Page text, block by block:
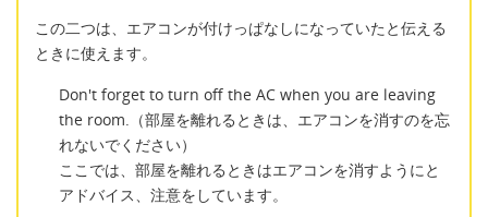
この二つは、エアコンが付けっぱなしになっていたと伝える
ときに使えます。
Don't forget to turn off the AC when you are leaving
the room.（部屋を離れるときは、エアコンを消すのを忘
れないでください）
ここでは、部屋を離れるときはエアコンを消すようにと
アドバイス、注意をしています。